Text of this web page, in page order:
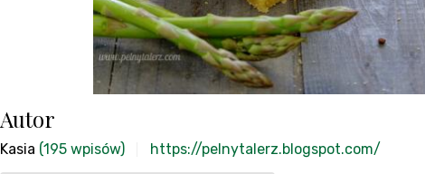
Autor
Kasia (195 wpisów) https://pelnytalerz.blogspot.com/